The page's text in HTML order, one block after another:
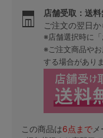
店舗受取：送
ご注文の翌日
※店舗選択時に
※ご注文商品や
する場合がありま
この商品は6点まで